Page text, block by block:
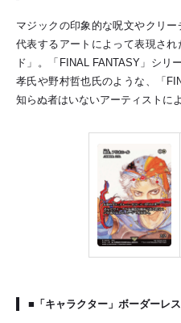
マジックの印象的な呪文やクリ
代表するアートによって表現さ
ド」。「FINAL FANTASY」シリ
孝氏や野村哲也氏のような、「
知らぬ者はいないアーティストに
■「キャラクター」ボーダーレ